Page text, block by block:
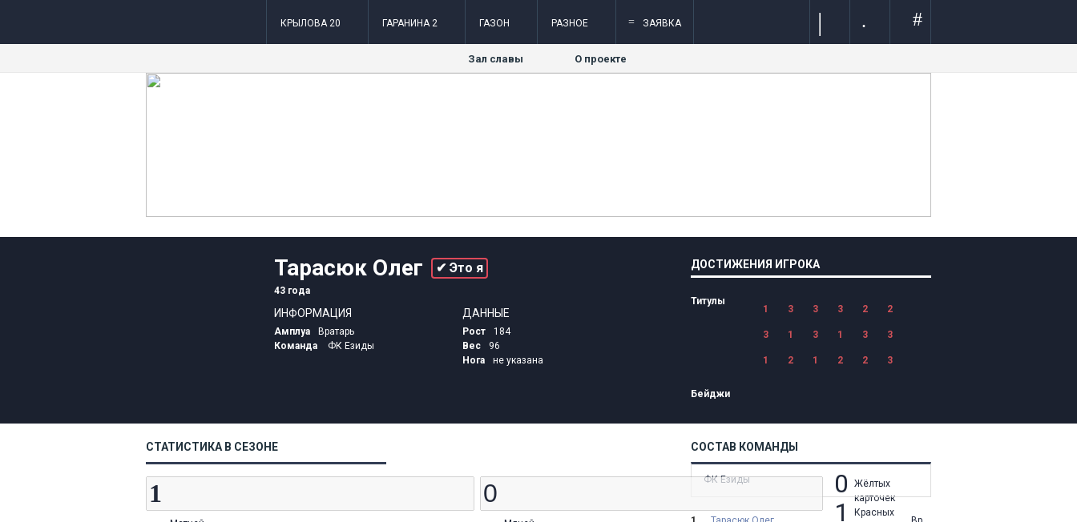
КРЫЛОВА 20 ГАРАНИНА 2 ГАЗОН РАЗНОЕ = ЗАЯВКА #
.
|
Зал славы О проекте
Тарасюк Олег ✔ Это я
43 года
ИНФОРМАЦИЯ
Амплуа
Вратарь
Команда
ФК Езиды
ДАННЫЕ
Рост
184
Вес
96
Нога
не указана
ДОСТИЖЕНИЯ ИГРОКА
Титулы
1 3 3 3 2 2
3 1 3 1 3 3
1 2 1 2 2 3
Бейджи
СТАТИСТИКА В СЕЗОНЕ
0
Жёлтых
карточек
1
Красных
СОСТАВ КОМАНДЫ
ФК Езиды